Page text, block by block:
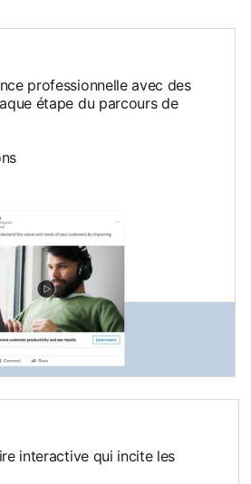
professionnelle avec des
étape du parcours de
interactive qui incite les